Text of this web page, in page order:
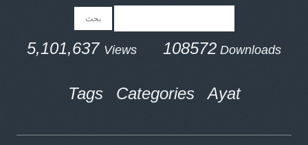
5,101,637Views 108572 Downloads
Tags Categories Ayat